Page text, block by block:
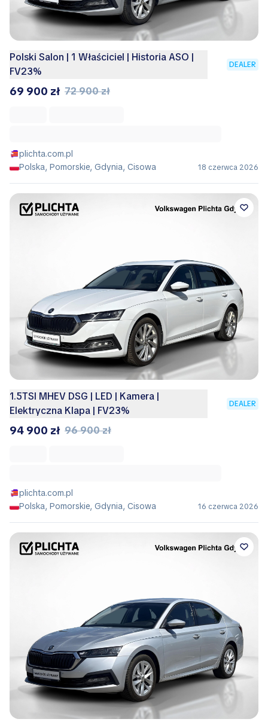
Polski Salon | 1 Właściciel | Historia ASO |
FV23%
DEALER
69 900 zł 72 900 zł
plichta.com.pl
Polska, Pomorskie, Gdynia, Cisowa
18 czerwca 2026
1.5TSI MHEV DSG | LED | Kamera |
Elektryczna Klapa | FV23%
DEALER
94 900 zł 96 900 zł
plichta.com.pl
Polska, Pomorskie, Gdynia, Cisowa
16 czerwca 2026